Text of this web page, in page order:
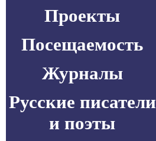
Проекты
Посещаемость
Журналы
Русские писатели
и поэты